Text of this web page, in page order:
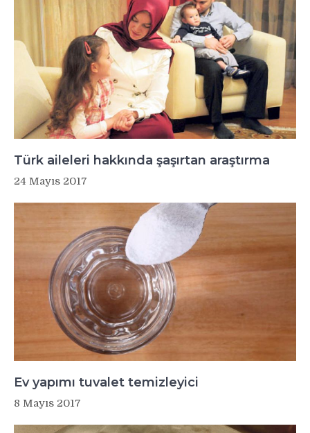
Türk aileleri hakkında şaşırtan araştırma
24 Mayıs 2017
Ev yapımı tuvalet temizleyici
8 Mayıs 2017